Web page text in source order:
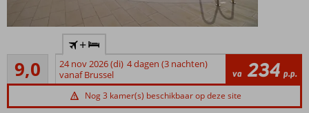
Ruime en sfeervolle 2-
kamerappartementen
Op ca. 50
meter
prachtige
9,0
Uitstekend
24
beoordelingen
+
24 nov 2026 (di) 4 dagen (3 nachten)
vanaf Brussel
va 234 p.p.
Nog 3 kamer(s) beschikbaar op deze site